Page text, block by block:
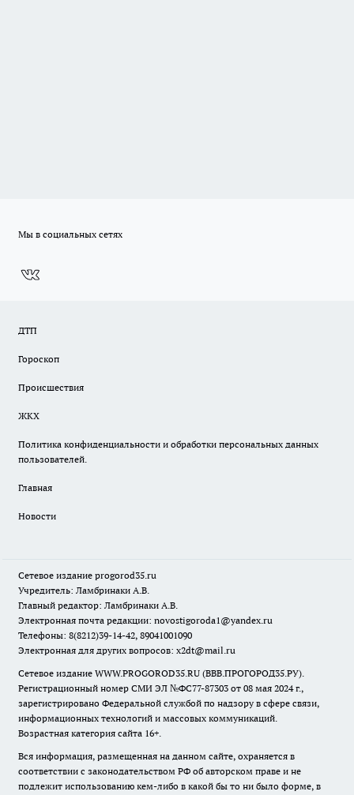
Мы в социальных сетях
ДТП
Гороскоп
Происшествия
ЖКХ
Политика конфиденциальности и обработки персональных данных
пользователей.
Главная
Новости
Сетевое издание progorod35.ru
Учредитель: Ламбринаки А.В.
Главный редактор: Ламбринаки А.В.
Электронная почта редакции: novostigoroda1@yandex.ru
Телефоны: 8(8212)39-14-42, 89041001090
Электронная для других вопросов: x2dt@mail.ru
Сетевое издание WWW.PROGOROD35.RU (ВВВ.ПРОГОРОД35.РУ).
Регистрационный номер СМИ ЭЛ №ФС77-87303 от 08 мая 2024 г.,
зарегистрировано Федеральной службой по надзору в сфере связи,
информационных технологий и массовых коммуникаций.
Возрастная категория сайта 16+.
Вся информация, размещенная на данном сайте, охраняется в
соответствии с законодательством РФ об авторском праве и не
подлежит использованию кем-либо в какой бы то ни было форме, в